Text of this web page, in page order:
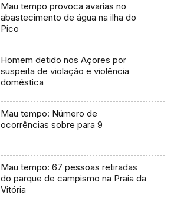
Mau tempo provoca avarias no
abastecimento de água na ilha do
Pico
Homem detido nos Açores por
suspeita de violação e violência
doméstica
Mau tempo: Número de
ocorrências sobre para 9
Mau tempo: 67 pessoas retiradas
do parque de campismo na Praia da
Vitória